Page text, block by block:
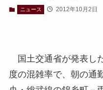
ニュース 2012年10月2日
国土交通省が発表し
度の混雑率で、朝の通